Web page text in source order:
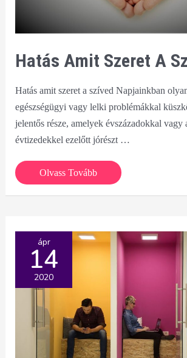
Hatás Amit Szeret A
Hatás amit szeret a szíved Napjainkban
egészségügyi vagy lelki problémákkal
jelentős része, amelyek évszázadokkal vagy
évtizedekkel ezelőtt jórészt …
Hatás
amit
szíved
Olvass Tovább
ápr
14
2020